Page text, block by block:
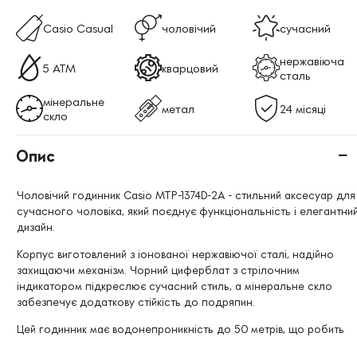
Casio Casual чоловічий сучасний
5 ATM кварцовий
нержавіюча
сталь
мінеральне
скло
метал 24 місяці
Опис
Чоловічий годинник Casio MTP-1374D-2A - стильний аксесуар для
сучасного чоловіка, який поєднує функціональність і
дизайн.
Корпус виготовлений з іонованої нержавіючої сталі, надійно
захищаючи механізм. Чорний циферблат з стрілочним
індикатором підкреслює сучасний стиль, а мінеральне скло
забезпечує додаткову стійкість до подряпин.
Цей годинник має водонепроникність до 50 метрів, що робить